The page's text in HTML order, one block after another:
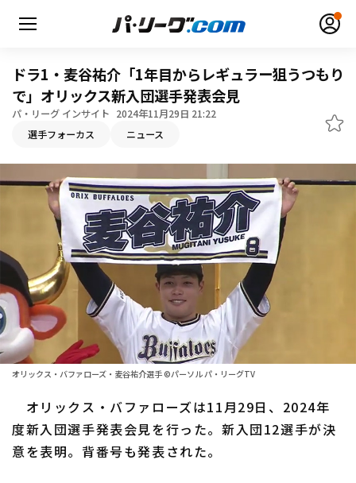
動画
日程・結果
順位表･成績
1軍公式戦
ファーム東地区
ファーム西地区
交流戦
選手名鑑
選手名鑑トップ
北海道日本ハムファイターズ
東北楽天ゴールデンイーグルス
ニュース
ドラ1・麦谷祐介「1年目からレギュラー狙うつもり
で」オリックス新入団選手発表会見
パ・リーグ インサイト 2024年11月29日 21:22
選手フォーカス ニュース
オリックス・バファローズ・麦谷祐介選手 ©パーソル パ・リーグTV
オリックス・バファローズは11月29日、2024年
度新入団選手発表会見を行った。新入団12選手が決
意を表明。背番号も発表された。